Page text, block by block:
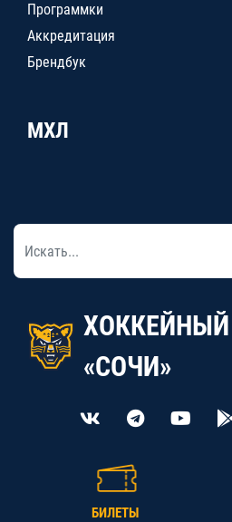
Программки
Аккредитация
Брендбук
МХЛ
«СОЧИ»
БИЛЕТЫ